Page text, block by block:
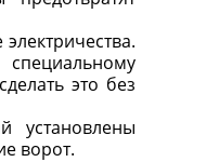
это без
установлены
ворот.